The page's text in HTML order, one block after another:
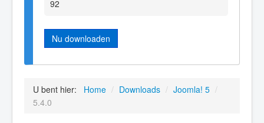
92
Nu downloaden
U bent hier: Home / Downloads / Joomla! 5 /
5.4.0